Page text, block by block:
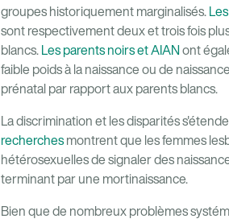
groupes historiquement marginalisés.
sont respectivement deux et trois fois
blancs. Les parents noirs et AIAN ont
faible poids à la naissance ou de
prénatal par rapport aux parents blancs.
La discrimination et les disparités
recherches montrent que les femmes
hétérosexuelles de signaler des
terminant par une mortinaissance.
Bien que de nombreux problèmes